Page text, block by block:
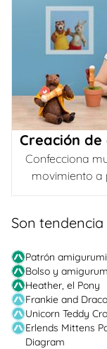
Creación
Confecciona
movimiento a
Son tendencia
Patrón
Bolso y
Heather, el Pony
Frankie and
Unicorn Teddy
Erlends Mittens
Diagram